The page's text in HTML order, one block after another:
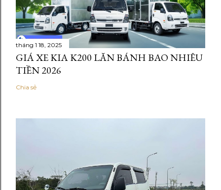
tháng 1 18, 2025
GIÁ XE KIA K200 LĂN BÁNH BAO NHIÊU
TIỀN 2026
Chia sẻ